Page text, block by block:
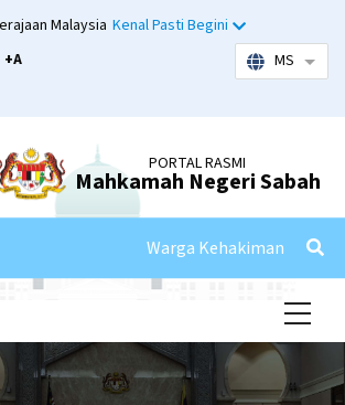
Malaysia Kenal Pasti Begini
MS
List
+A
PORTAL RASMI
Mahkamah Negeri Sabah
Warga Kehakiman